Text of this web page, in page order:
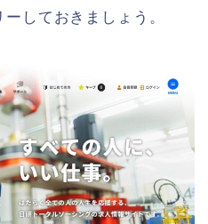
しておきましょう。